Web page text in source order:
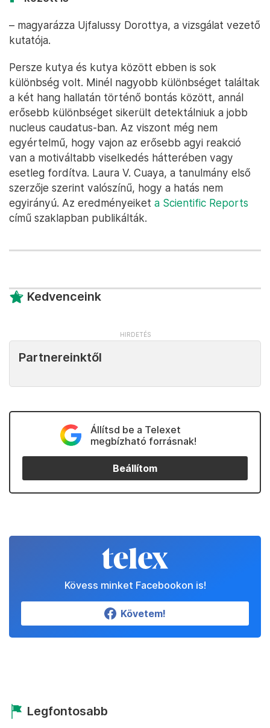
– magyarázza Ujfalussy Dorottya, a vizsgálat vezető
kutatója.
Persze kutya és kutya között ebben is sok
különbség volt. Minél nagyobb különbséget találtak
a két hang hallatán történő bontás között, annál
erősebb különbséget sikerült detektálniuk a jobb
nucleus caudatus-ban. Az viszont még nem
egyértelmű, hogy vajon az erősebb agyi reakció
van a motiváltabb viselkedés hátterében vagy
esetleg fordítva. Laura V. Cuaya, a tanulmány első
szerzője szerint valószínű, hogy a hatás nem
egyirányú. Az eredményeiket a Scientific Reports
című szaklapban publikálták.
Kedvenceink
Partnereinktől
Állítsd be a Telexet
megbízható forrásnak!
Beállítom
Kövess minket Facebookon is!
Követem!
Legfontosabb